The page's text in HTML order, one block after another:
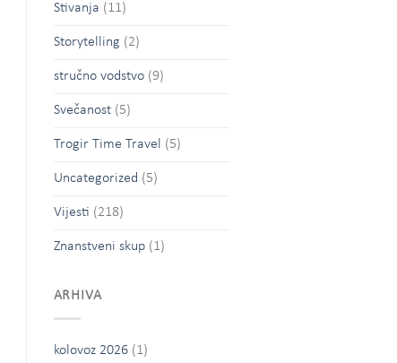
Stivanja (11)
Storytelling (2)
stručno vodstvo(9)
Svečanost(5)
Trogir Time Travel (5)
Uncategorized (5)
Vijesti (218)
Znanstveni skup(1)
ARHIVA
kolovoz 2026(1)